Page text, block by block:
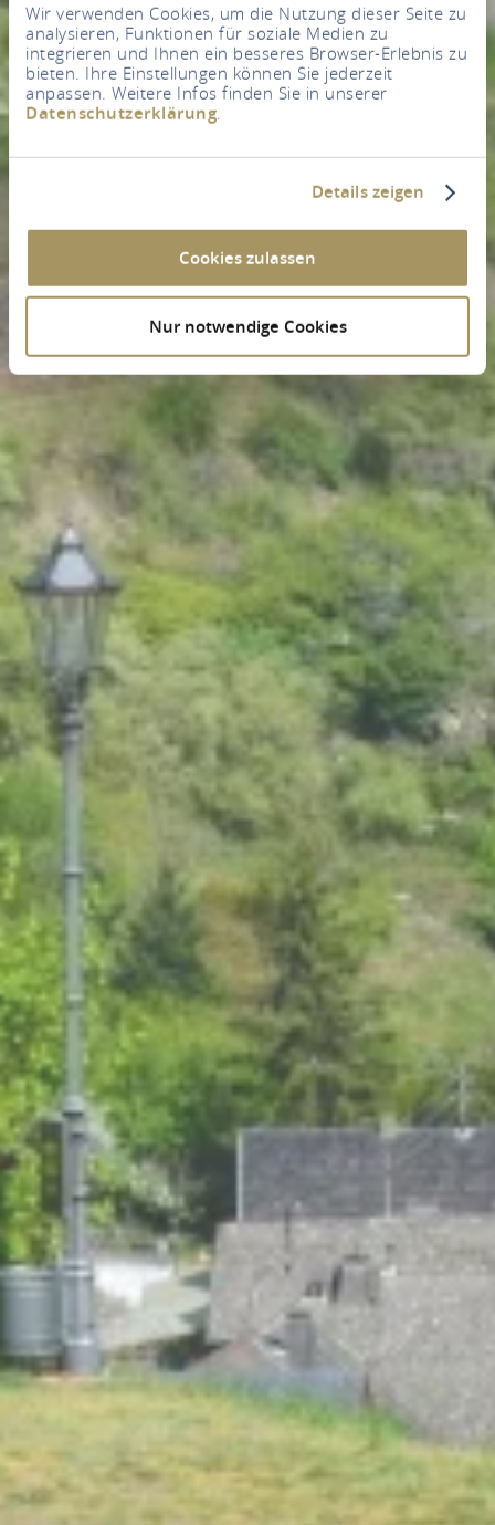
Wir verwenden Cookies, um die Nutzung dieser Seite zu
analysieren, Funktionen für soziale Medien zu
integrieren und Ihnen ein besseres Browser-Erlebnis zu
bieten. Ihre Einstellungen können Sie jederzeit
anpassen. Weitere Infos finden Sie in unserer
Datenschutzerklärung.
Details zeigen
Cookies zulassen
Nur notwendige Cookies